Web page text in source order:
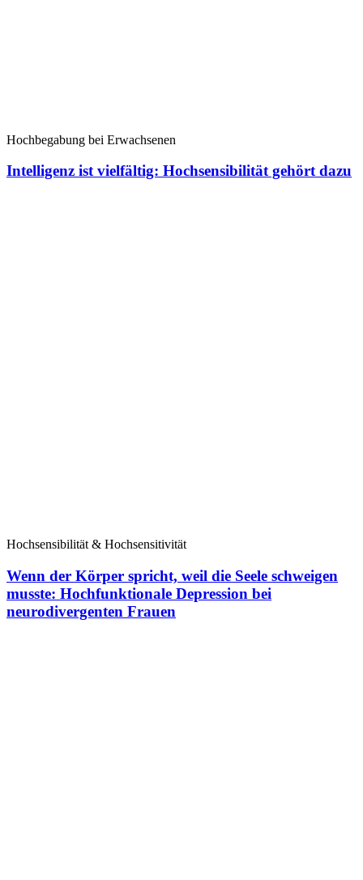
Hochbegabung bei Erwachsenen
Intelligenz ist vielfältig: Hochsensibilität gehört dazu
Hochsensibilität & Hochsensitivität
Wenn der Körper spricht, weil die Seele schweigen
musste: Hochfunktionale Depression bei
neurodivergenten Frauen